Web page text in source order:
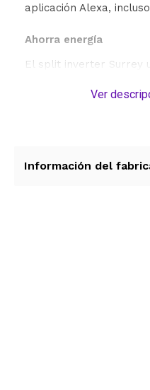
aplicación Alexa,
Ahorra energía
El split inverter Surrey
tiene un 70% menos
Ver
Información del